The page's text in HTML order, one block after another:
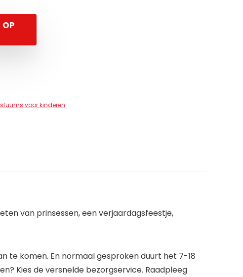
OP
voor kinderen
van prinsessen, een verjaardagsfeestje,
te komen. En normaal gesproken duurt het 7-18
Kies de versnelde bezorgservice. Raadpleeg